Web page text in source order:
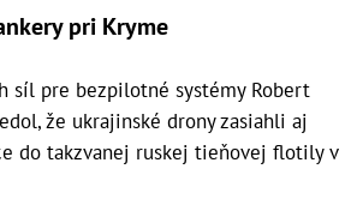
pri Kryme
síl pre bezpilotné systémy Robert
že ukrajinské drony zasiahli aj
do takzvanej ruskej tieňovej flotily v